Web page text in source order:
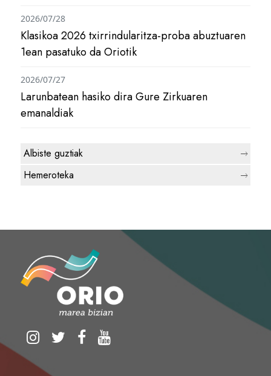
Klasikoa 2026 txirrindularitza-proba abuztuaren
1ean pasatuko da Oriotik
2026/07/28
Larunbatean hasiko dira Gure Zirkuaren
emanaldiak
2026/07/27
Albiste guztiak
Hemeroteka